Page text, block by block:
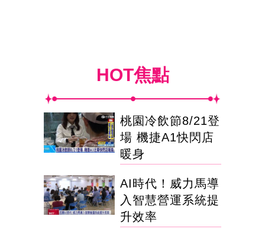
HOT焦點
桃園冷飲節8/21登
場 機捷A1快閃店
暖身
AI時代！威力馬導
入智慧營運系統提
升效率